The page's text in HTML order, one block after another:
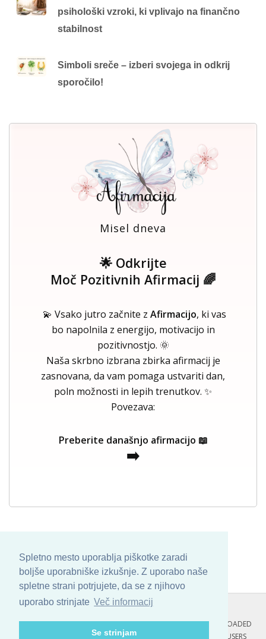
Spletno mesto uporablja piškotke zaradi
boljše uporabniške izkušnje. Z uporabo naše
spletne strani potrjujete, da se z njihovo
uporabo strinjate Več informacij
Se strinjam
psihološki vzroki, ki vplivajo na finančno
stabilnost
Simboli sreče – izberi svojega in odkrij
sporočilo!
Misel dneva
🌟 Odkrijte
Moč Pozitivnih Afirmacij 🌈
💫 Vsako jutro začnite z Afirmacijo, ki vas
bo napolnila z energijo, motivacijo in
pozitivnostjo. 🌞
Naša skrbno izbrana zbirka afirmacij je
zasnovana, da vam pomaga ustvariti dan,
poln možnosti in lepih trenutkov. ✨
Povezava:
Preberite današnjo afirmacijo 📖
➡️
COPYRIGHT © 2013 - 2026 BYSKINBASE. ALL ARTWORK ARE UPLOADED
AND COPYRIGHTED TO ITS AUTHOR.
POZITIVNE MISLI : 117 USERS